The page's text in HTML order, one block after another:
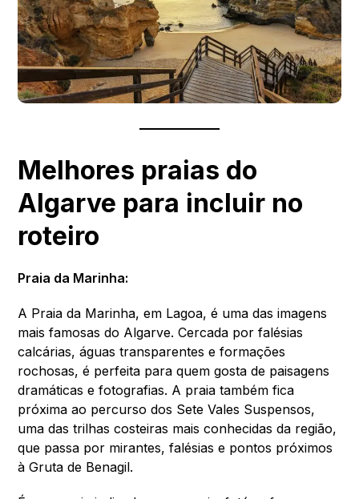
Melhores praias do
Algarve para incluir no
roteiro
Praia da Marinha:
A Praia da Marinha, em Lagoa, é uma das imagens
mais famosas do Algarve. Cercada por falésias
calcárias, águas transparentes e formações
rochosas, é perfeita para quem gosta de paisagens
dramáticas e fotografias. A praia também fica
próxima ao percurso dos Sete Vales Suspensos,
uma das trilhas costeiras mais conhecidas da região,
que passa por mirantes, falésias e pontos próximos
à Gruta de Benagil.